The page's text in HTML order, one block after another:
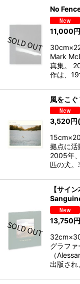
No
11,000円
Mark
真集。
作は、
風をこ
3,520円
拠点に活
2005年
匹の犬
【サイ
13,750円
グラフ
（
出版さ